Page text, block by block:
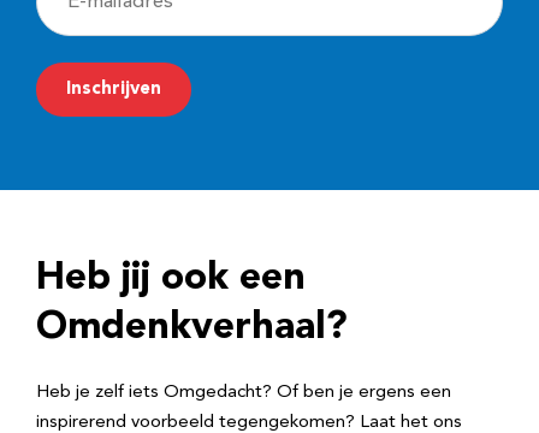
-
m
a
r
e
Inschrijven
Heb jij ook een
Omdenkverhaal?
Heb je zelf iets Omgedacht? Of ben je ergens een
inspirerend voorbeeld tegengekomen? Laat het ons